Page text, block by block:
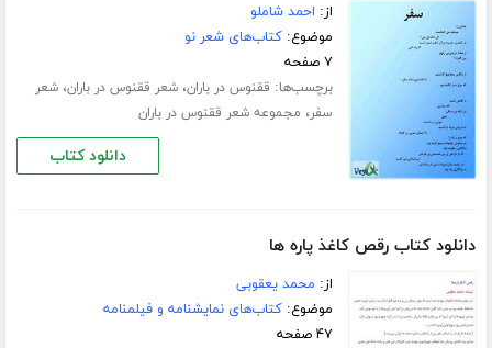
از: احمد شاملو
موضوع:کتاب‌های شعر نو
۷ صفحه
برچسب‌ها: ققنوس در باران،شعر ققنوس در باران،شعر
سفر، مجموعه شعر ققنوس در باران
دانلود کتاب
دانلود کتاب رقص کاغذ پاره ها
از: محمد یعقوبی
موضوع:کتاب‌های نمایشنامه و فیلمنامه
۴۷ صفحه